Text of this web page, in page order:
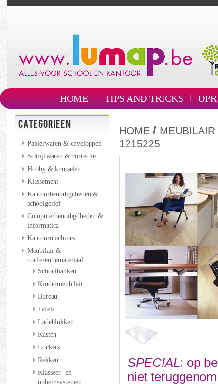
HOME TIPS AND TRICKS
CATEGORIEEN
Papierwaren & enveloppen
Schrijfwaren & correctie
Hobby & knutselen
Klassement
Kantoorbenodigdheden &
schoolgerief
Computerbenodigdheden &
informatica
Kantoormachines
Meubilair &
conferentiemateriaal
Schoolbanken
Kindermeubilair
Bureau
Tafels
Ladeblokken
Kasten
Lockers
Rekken
Klasseer- en
opbergsystemen
HOME /
1215225
SPECIAL: op
niet